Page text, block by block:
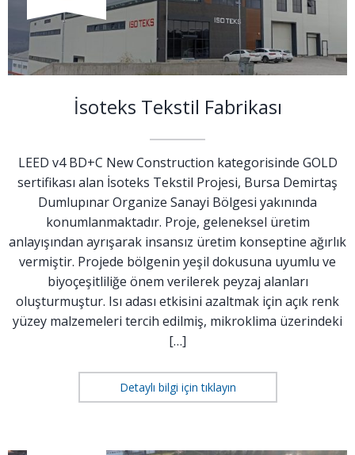
İsoteks Tekstil Fabrikası
LEED v4 BD+C New Construction kategorisinde GOLD
sertifikası alan İsoteks Tekstil Projesi, Bursa Demirtaş
Dumlupınar Organize Sanayi Bölgesi yakınında
konumlanmaktadır. Proje, geleneksel üretim
anlayışından ayrışarak insansız üretim konseptine ağırlık
vermiştir. Projede bölgenin yeşil dokusuna uyumlu ve
biyoçeşitliliğe önem verilerek peyzaj alanları
oluşturmuştur. Isı adası etkisini azaltmak için açık renk
yüzey malzemeleri tercih edilmiş, mikroklima üzerindeki
[…]
Detaylı bilgi için tıklayın